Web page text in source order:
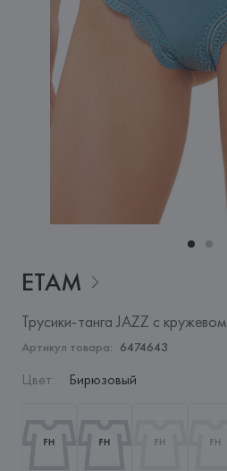
ETAM
Трусики-танга JAZZ с кружевом
Артикул товара: 6474643
Цвет: Бирюзовый